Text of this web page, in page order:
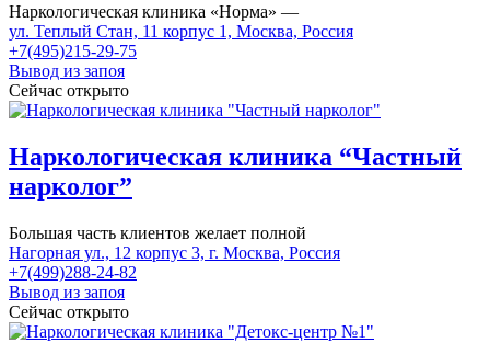
Наркологическая клиника «Норма» —
ул. Теплый Стан, 11 корпус 1, Москва, Россия
+7(495)215-29-75
Вывод из запоя
Сейчас открыто
Наркологическая клиника “Частный
нарколог”
Большая часть клиентов желает полной
Нагорная ул., 12 корпус 3, г. Москва, Россия
+7(499)288-24-82
Вывод из запоя
Сейчас открыто